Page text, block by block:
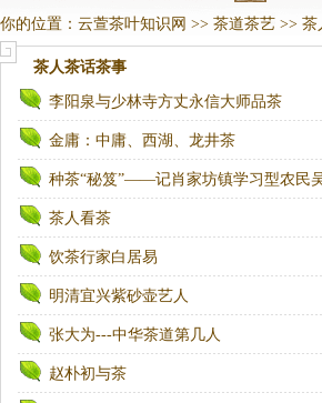
你的位置： 云萱茶叶知识网 >> 茶道茶艺 >> 茶
茶人茶话茶事
李阳泉与少林寺方丈永信大师品茶
金庸：中庸、西湖、龙井茶
种茶“秘笈”——记肖家坊镇学习型农民
茶人看茶
饮茶行家白居易
明清宜兴紫砂壶艺人
张大为---中华茶道第几人
赵朴初与茶